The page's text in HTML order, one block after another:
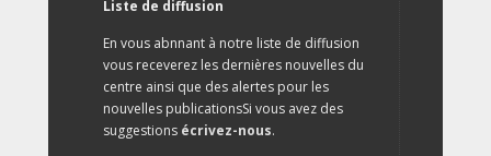
Liste de diffusion
En vous abnnant à notre liste de diffusion
vous receverez les dernières nouvelles du
centre ainsi que des alertes pour les
nouvelles publicationsSi vous avez des
suggestions écrivez-nous.